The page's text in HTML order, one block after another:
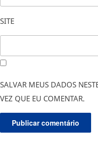
SITE
SALVAR MEUS DADOS
VEZ QUE EU COMENTAR.